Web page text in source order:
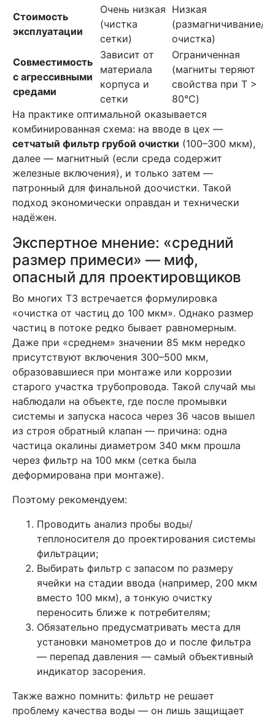
Стоимость
эксплуатации
Очень низкая
(чистка
сетки)
Низкая
(размагничивание/
очистка)
Совместимость
с агрессивными
средами
Зависит от
материала
корпуса и
сетки
Ограниченная
(магниты теряют
свойства при Т >
80°C)
На практике оптимальной оказывается
комбинированная схема: на вводе в цех —
сетчатый фильтр грубой очистки (100–300 мкм),
далее — магнитный (если среда содержит
железные включения), и только затем —
патронный для финальной доочистки. Такой
подход экономически оправдан и технически
надёжен.
Экспертное мнение: «средний
размер примеси» — миф,
опасный для проектировщиков
Во многих ТЗ встречается формулировка
«очистка от частиц до 100 мкм». Однако размер
частиц в потоке редко бывает равномерным.
Даже при «среднем» значении 85 мкм нередко
присутствуют включения 300–500 мкм,
образовавшиеся при монтаже или коррозии
старого участка трубопровода. Такой случай мы
наблюдали на объекте, где после промывки
системы и запуска насоса через 36 часов вышел
из строя обратный клапан — причина: одна
частица окалины диаметром 340 мкм прошла
через фильтр на 100 мкм (сетка была
деформирована при монтаже).
Поэтому рекомендуем:
Проводить анализ пробы воды/
теплоносителя до проектирования системы
фильтрации;
Выбирать фильтр с запасом по размеру
ячейки на стадии ввода (например, 200 мкм
вместо 100 мкм), а тонкую очистку
переносить ближе к потребителям;
Обязательно предусматривать места для
установки манометров до и после фильтра
— перепад давления — самый объективный
индикатор засорения.
Также важно помнить: фильтр не решает
проблему качества воды — он лишь защищает